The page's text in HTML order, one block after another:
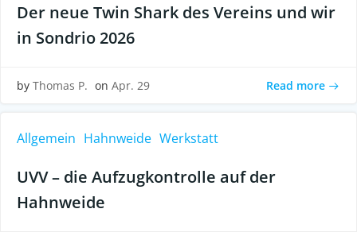
Der neue Twin Shark des Vereins und wir
in Sondrio 2026
by Thomas P. on Apr. 29 Read more
Allgemein Hahnweide Werkstatt
UVV – die Aufzugkontrolle auf der
Hahnweide